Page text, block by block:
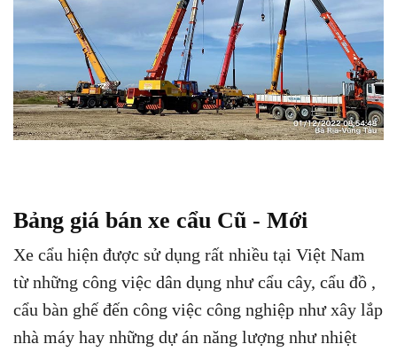
Bảng giá bán xe cẩu Cũ - Mới
Xe cẩu hiện được sử dụng rất nhiều tại Việt Nam
từ những công việc dân dụng như cẩu cây, cẩu đồ ,
cẩu bàn ghế đến công việc công nghiệp như xây lắp
nhà máy hay những dự án năng lượng như nhiệt